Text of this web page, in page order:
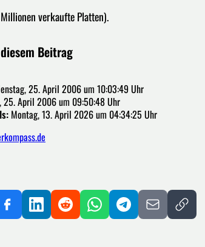
verkaufte Platten).
Beitrag
25. April 2006 um 10:03:49 Uhr
25. April 2006 um 09:50:48 Uhr
Montag, 13. April 2026 um 04:34:25 Uhr